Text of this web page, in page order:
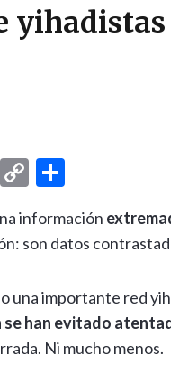
yihadistas
E
C
p
y
Li
n
k
m
p
ar
ti
r
información
son datos
una importante red
se han evitado
Ni mucho menos.